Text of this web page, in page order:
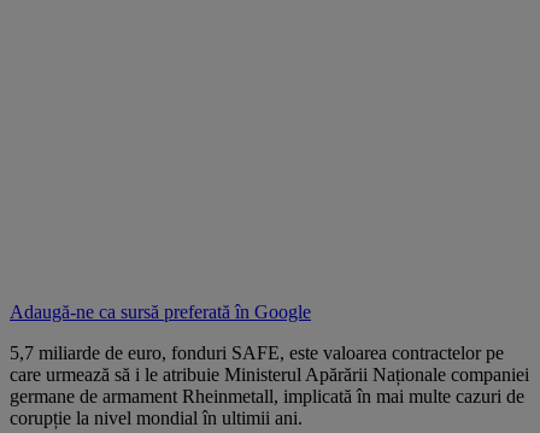
Adaugă-ne ca sursă preferată în Google
5,7 miliarde de euro, fonduri SAFE, este valoarea contractelor pe
care urmează să i le atribuie Ministerul Apărării Naționale companiei
germane de armament Rheinmetall, implicată în mai multe cazuri de
corupție la nivel mondial în ultimii ani.